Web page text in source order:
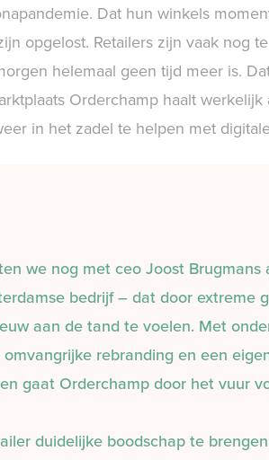
Dat hun winkels
opgelost. Retailers zijn vaak nog
helemaal geen tijd meer is.
Orderchamp haalt
in het zadel te helpen met
we nog met ceo Joost
bedrijf – dat door extreme
aan de tand te voelen. Met
rebranding en een
gaat Orderchamp door het vuur
duidelijke boodschap te brengen